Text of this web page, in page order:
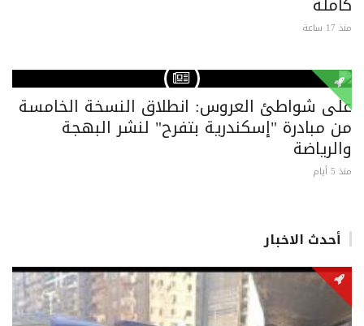
منذ 17 ساعة
على شواطئ العروس: انطلاق النسخة الخامسة
من مبادرة "إسكندرية بتفرح" لنشر البهجة
والرياضة
منذ 5 أيام
أحدث الاخبار